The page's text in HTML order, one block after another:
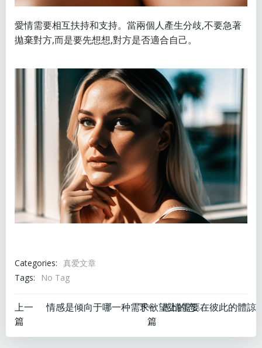
愛情需要相互扶持和支持。當兩個人產生分歧,不要急著
拋棄對方,而是要先想想,對方是否適合自己。
Categories: 真爱文章
Tags:
No Tag
文
章
上一
篇
情感是倾向于哪一种需求欲望上的态度体验
文
章
下一
篇